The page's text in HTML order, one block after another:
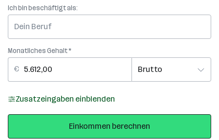
Ich bin beschäftigt als:
Monatliches Gehalt *
Zusatzeingaben einblenden
Einkommen berechnen